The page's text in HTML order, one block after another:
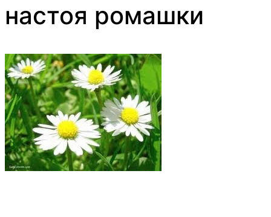
настоя ромашки